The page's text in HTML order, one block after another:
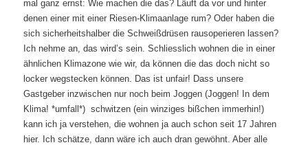
mal ganz ernst: Wie machen die das? Läuft da vor und hinter
denen einer mit einer Riesen-Klimaanlage rum? Oder haben die
sich sicherheitshalber die Schweißdrüsen rausoperieren lassen?
Ich nehme an, das wird’s sein. Schliesslich wohnen die in einer
ähnlichen Klimazone wie wir, da können die das doch nicht so
locker wegstecken können. Das ist unfair! Dass unsere
Gastgeber inzwischen nur noch beim Joggen (Joggen! In dem
Klima! *umfall*) schwitzen (ein winziges bißchen immerhin!)
kann ich ja verstehen, die wohnen ja auch schon seit 17 Jahren
hier. Ich schätze, dann wäre ich auch dran gewöhnt. Aber alle